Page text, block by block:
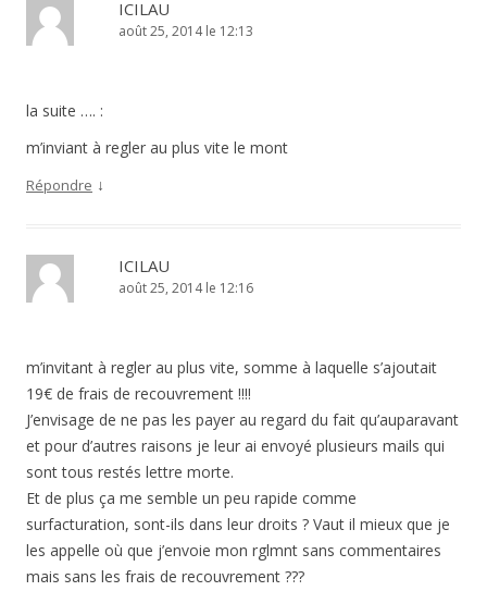
ICILAU
août 25, 2014 le 12:13
la suite …. :
m’inviant à regler au plus vite le mont
Répondre ↓
ICILAU
août 25, 2014 le 12:16
m’invitant à regler au plus vite, somme à laquelle s’ajoutait
19€ de frais de recouvrement !!!!
J’envisage de ne pas les payer au regard du fait qu’auparavant
et pour d’autres raisons je leur ai envoyé plusieurs mails qui
sont tous restés lettre morte.
Et de plus ça me semble un peu rapide comme
surfacturation, sont-ils dans leur droits ? Vaut il mieux que je
les appelle où que j’envoie mon rglmnt sans commentaires
mais sans les frais de recouvrement ???